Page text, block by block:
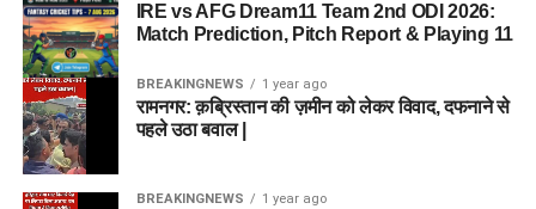
IRE vs AFG Dream11 Team 2nd ODI 2026:
Match Prediction, Pitch Report & Playing 11
BREAKINGNEWS 1 year ago
रामनगर: क़ब्रिस्तान की ज़मीन को लेकर विवाद, दफनाने से
पहले उठा बवाल |
BREAKINGNEWS 1 year ago